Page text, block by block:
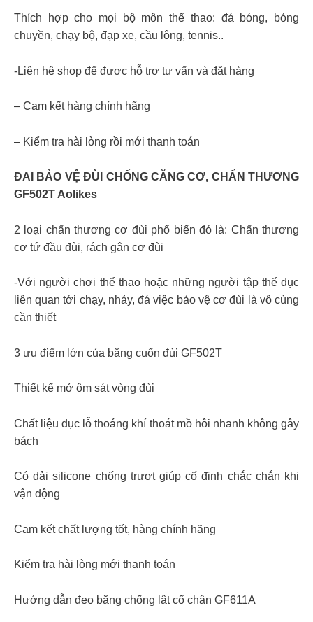
Thích hợp cho mọi bộ môn thể thao: đá bóng, bóng
chuyền, chạy bộ, đạp xe, cầu lông, tennis..
-Liên hệ shop để được hỗ trợ tư vấn và đặt hàng
– Cam kết hàng chính hãng
– Kiểm tra hài lòng rồi mới thanh toán
ĐAI BẢO VỆ ĐÙI CHỐNG CĂNG CƠ, CHẤN THƯƠNG
GF502T Aolikes
2 loại chấn thương cơ đùi phổ biến đó là: Chấn thương
cơ tứ đầu đùi, rách gân cơ đùi
-Với người chơi thể thao hoặc những người tập thể dục
liên quan tới chạy, nhảy, đá việc bảo vệ cơ đùi là vô cùng
cần thiết
3 ưu điểm lớn của băng cuốn đùi GF502T
Thiết kế mở ôm sát vòng đùi
Chất liệu đục lỗ thoáng khí thoát mồ hôi nhanh không gây
bách
Có dải silicone chống trượt giúp cố định chắc chắn khi
vận động
Cam kết chất lượng tốt, hàng chính hãng
Kiểm tra hài lòng mới thanh toán
Hướng dẫn đeo băng chống lật cổ chân GF611A